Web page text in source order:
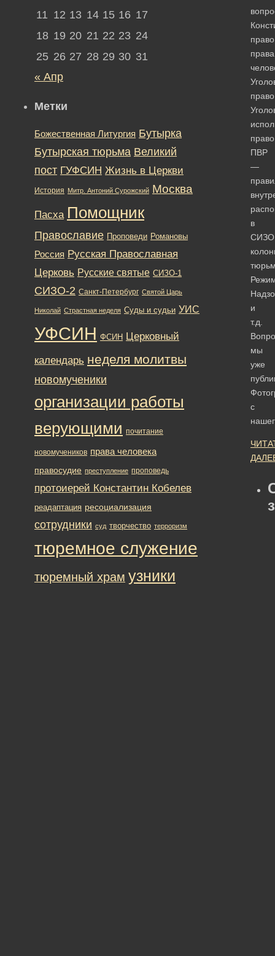
права
ПВР
—
в
и
т.д.
мы
уже
с
11 12 13 14 15 16 17
18 19 20 21 22 23 24
25 26 27 28 29 30 31
« Апр
Метки
Божественная Литургия Бутырка
Бутырская тюрьма Великий
пост ГУФСИН Жизнь в Церкви
История Митр. Антоний Сурожский Москва
Пасха Помощник
Православие Проповеди Романовы
Россия Русская Православная
Церковь Русские святые СИЗО-1
СИЗО-2 Санкт-Петербург Святой Царь
Николай Страстная неделя Суды и судьи УИС
УФСИН ФСИН Церковный
календарь неделя молитвы
новомученики
организации работы
верующими почитание
новомучеников права человека
правосудие преступление проповедь
протоиерей Константин Кобелев
реадаптация ресоциализация
сотрудники суд творчество терроризм
тюремное служение
тюремный храм узники